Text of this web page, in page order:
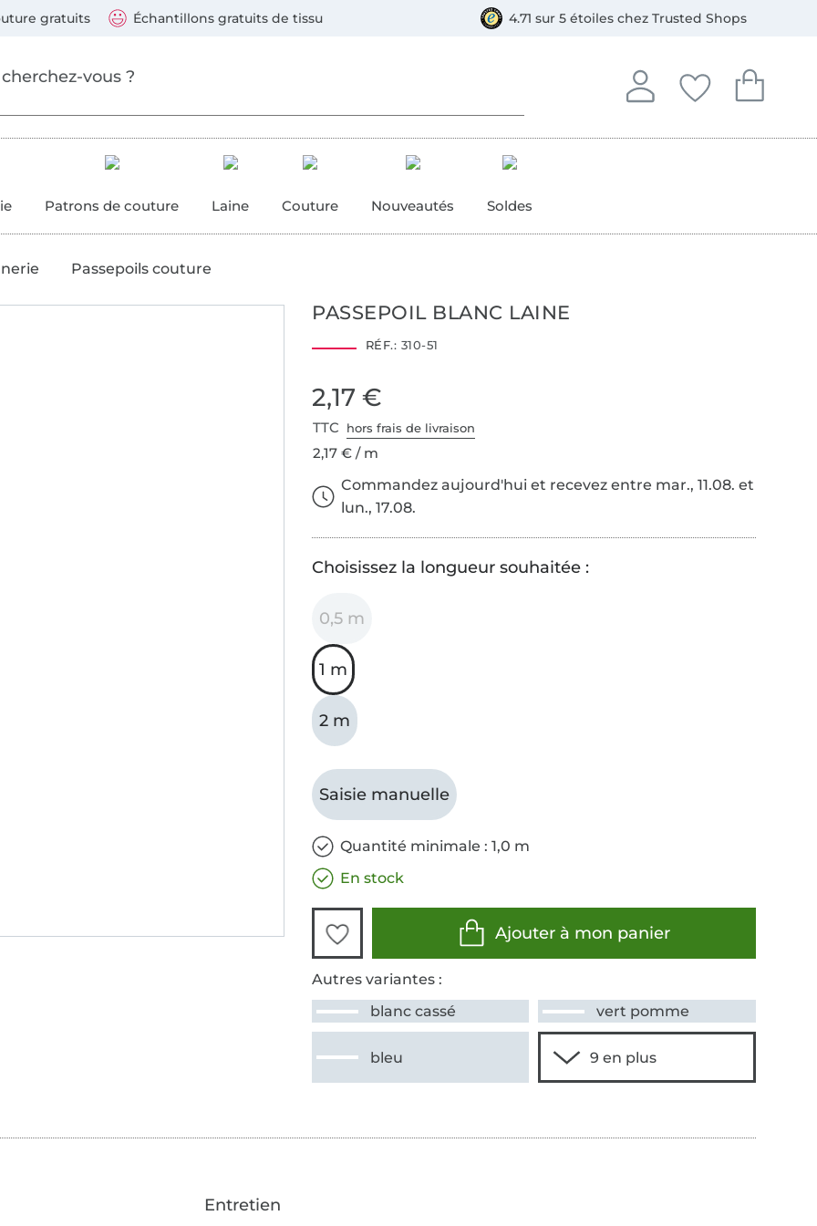
gratuits Échantillons gratuits de tissu 4.71 sur 5 étoiles chez Trusted Shops
Se connecter
Se connecter à votre
Mes favoris
Vous avez
Mon
Vous avez
Patrons de couture Laine Couture Nouveautés Soldes
Passepoils couture
PASSEPOIL BLANC LAINE
RÉF.: 310-51
2,17 €
TTC hors frais de livraison
2,17 € / m
Commandez aujourd'hui et recevez entre mar., 11.08. et
lun., 17.08.
Choisissez la longueur souhaitée :
0,5 m
1 m
2 m
Saisie manuelle
Quantité minimale : 1,0 m
En stock
Ajouter à mon panier
Autres variantes :
blanc cassé
vert pomme
bleu
Entretien
suivants : Visa, Mastercard, Carte bleue, PayPal, Virement, Bancontact